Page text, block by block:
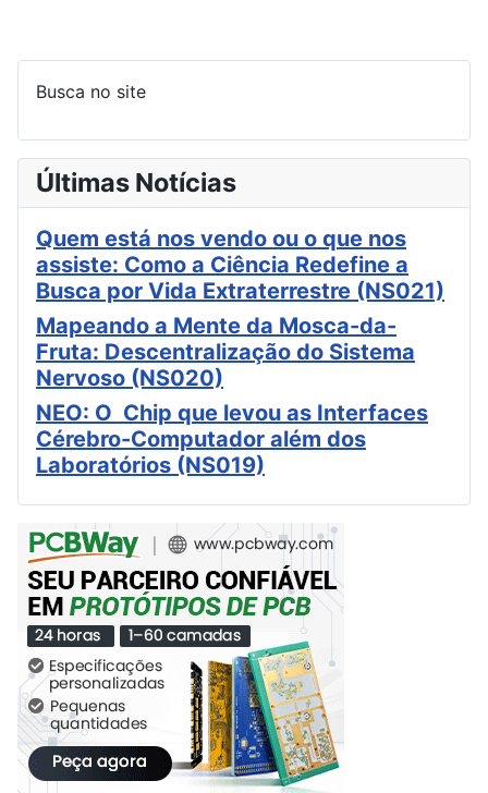
Busca no site
Últimas Notícias
Quem está nos vendo ou o que nos
assiste: Como a Ciência Redefine a
Busca por Vida Extraterrestre (NS021)
Mapeando a Mente da Mosca-da-
Fruta: Descentralização do Sistema
Nervoso (NS020)
NEO: O Chip que levou as Interfaces
Cérebro-Computador além dos
Laboratórios (NS019)